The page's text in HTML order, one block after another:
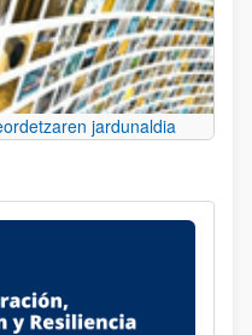
jardunaldia